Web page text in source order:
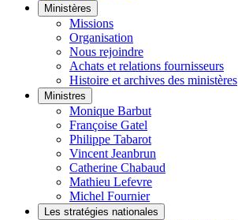
Ministères
Missions
Organisation
Nous rejoindre
Achats et relations fournisseurs
Histoire et archives des ministères
Ministres
Monique Barbut
Françoise Gatel
Philippe Tabarot
Vincent Jeanbrun
Catherine Chabaud
Mathieu Lefevre
Michel Fournier
Les stratégies nationales